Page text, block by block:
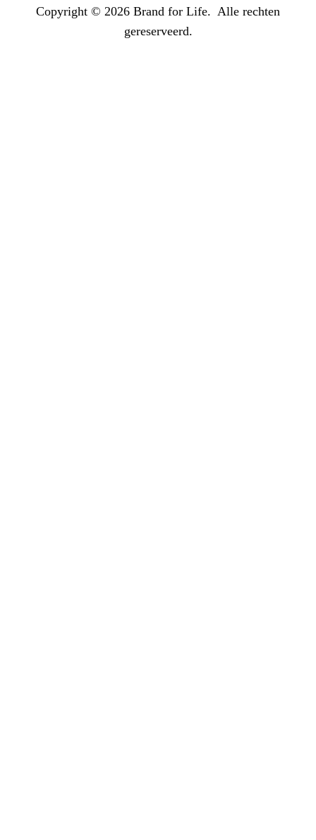
Copyright © 2026 Brand for Life. Alle rechten
gereserveerd.